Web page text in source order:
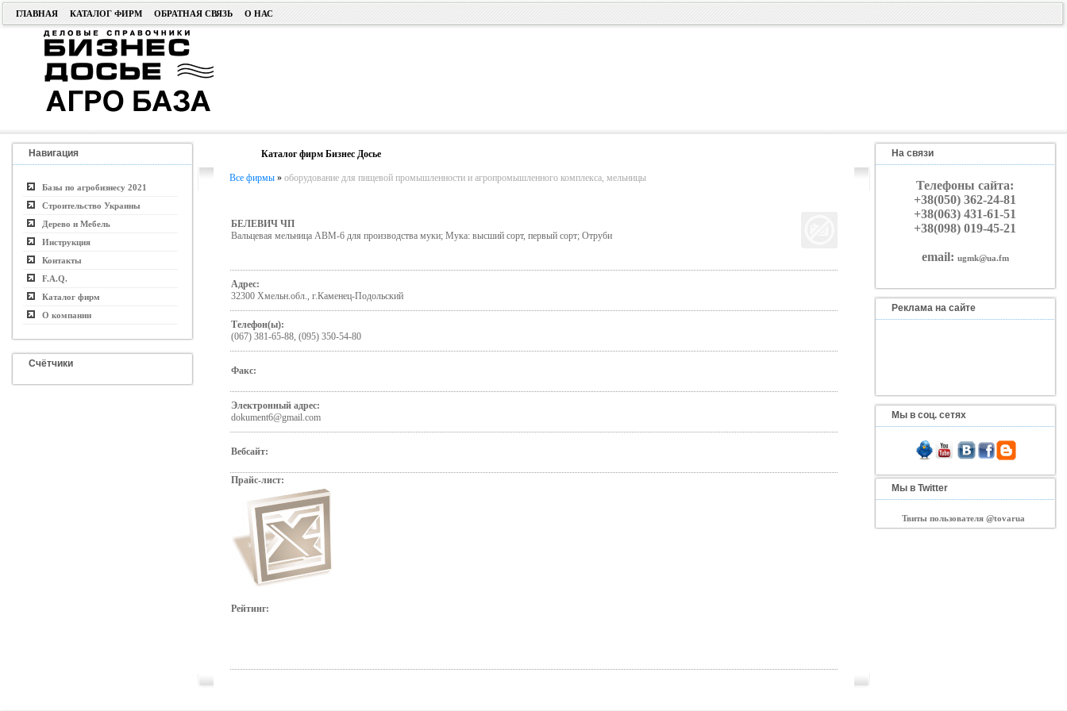
ГЛАВНАЯ КАТАЛОГ ФИРМ ОБРАТНАЯ СВЯЗЬ О НАС
Навигация
Базы по агробизнесу 2021
Строительство Украины
Дерево и Мебель
Инструкция
Контакты
F.A.Q.
Каталог фирм
О компании
Счётчики
Каталог фирм Бизнес Досье
Все фирмы» оборудование для пищевой промышленности и агропромышленного комплекса, мельницы
БЕЛЕВИЧ ЧП
Вальцевая мельница АВМ-6 для производства муки; Мука: высший сорт, первый сорт; Отруби
Адрес:
32300 Хмельн.обл., г.Каменец-Подольский
Телефон(ы):
(067) 381-65-88, (095) 350-54-80
Факс:
Электронный адрес:
dokument6@gmail.com
Вебсайт:
Прайс-лист:
Рейтинг:
На связи
Телефоны сайта:
+38(050) 362-24-81
+38(063) 431-61-51
+38(098) 019-45-21
email: ugmk@ua.fm
Реклама на сайте
Мы в соц. сетях
Мы в Twitter
Твиты пользователя @tovarua